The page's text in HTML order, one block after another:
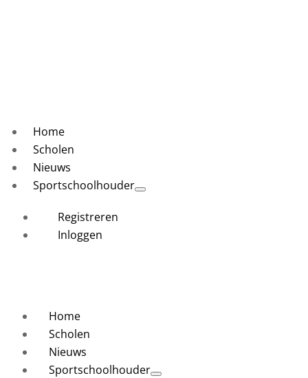
Home
Scholen
Nieuws
Sportschoolhouder
Registreren
Inloggen
Home
Scholen
Nieuws
Sportschoolhouder